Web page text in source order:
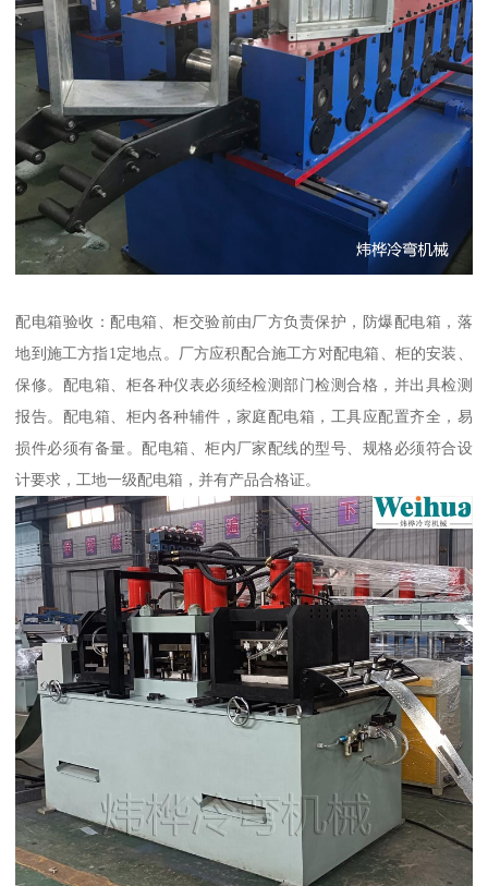
配电箱验收：配电箱、柜交验前由厂方负责保护，防爆配电箱，落
地到施工方指1定地点。厂方应积配合施工方对配电箱、柜的安装、
保修。配电箱、柜各种仪表必须经检测部门检测合格，并出具检测
报告。配电箱、柜内各种辅件，家庭配电箱，工具应配置齐全，易
损件必须有备量。配电箱、柜内厂家配线的型号、规格必须符合设
计要求，工地一级配电箱，并有产品合格证。